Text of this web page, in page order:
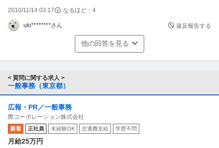
2010/11/14 03:17 なるほど： 4
uki********さん 違反報告する
他の回答を見る
< 質問に関する求人 >
一般事務（東京都）
広報・PR／一般事務
際コーポレーション株式会社
新着 正社員 未経験OK 交通費支給 学歴不問
月給25万円